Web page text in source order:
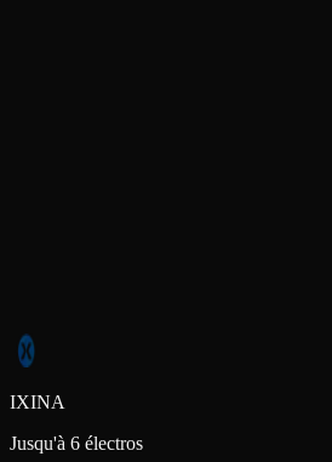
IXINA
Jusqu'à 6 électros